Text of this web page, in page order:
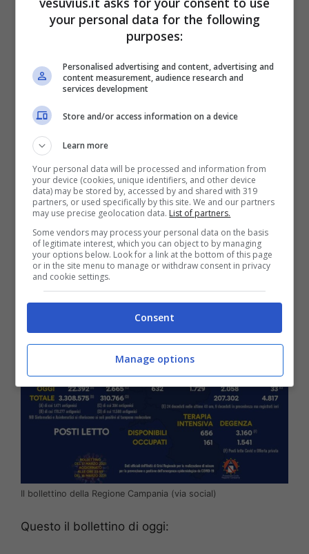
false, maxi-sequestro per il procuratore
Giuffredi: l’operazione
Coronavirus Campania,
il bollettino del 17
marzo nel dettaglio
Il bollettino della Regione Campania (via social)
Questo il bollettino di oggi:
your personal data for the following
purposes:
Personalised advertising and content, advertising and
content measurement, audience research and
services development
Store and/or access information on a device
Learn more
Your personal data will be processed and information from
your device (cookies, unique identifiers, and other device
data) may be stored by, accessed by and shared with 319
partners, or used specifically by this site. We and our partners
may use precise geolocation data. List of partners.
Some vendors may process your personal data on the basis
of legitimate interest, which you can object to by managing
your options below. Look for a link at the bottom of this page
or in the site menu to manage or withdraw consent in privacy
and cookie settings.
Consent
Manage options